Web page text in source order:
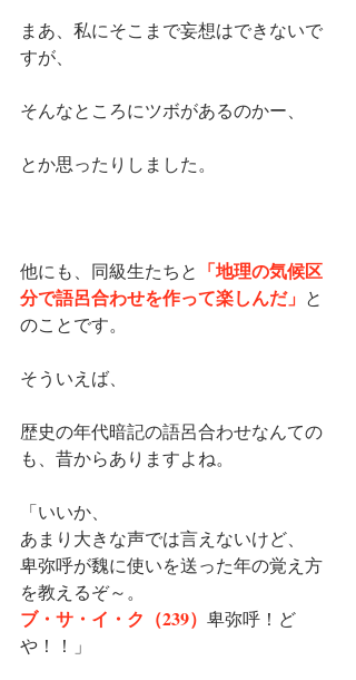
まあ、私にそこまで妄想はできないで
すが、
そんなところにツボがあるのかー、
とか思ったりしました。
他にも、同級生たちと 「地理の気候区
分で語呂合わせを作って楽しんだ」 と
のことです。
そういえば、
歴史の年代暗記の語呂合わせなんての
も、昔からありますよね。
「いいか、
あまり大きな声では言えないけど、
卑弥呼が魏に使いを送った年の覚え方
を教えるぞ～。
ブ・サ・イ・ク（239） 卑弥呼！ど
や！！」